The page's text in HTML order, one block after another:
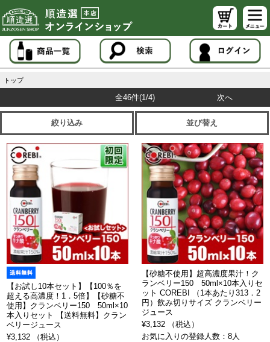
トップ
全46件(1/4) 次へ
絞り込み 並び替え
【お試し10本セット】【100％を
超える高濃度！1．5倍】【砂糖不
使用】クランベリー150 50ml×10
本入りセット 【送料無料】クラン
ベリージュース
¥3,132 （税込）
【砂糖不使用】超高濃度果汁！ク
ランベリー150 50ml×10本入りセ
ット COREBI （1本あたり313．2
円）飲み切りサイズ クランベリー
ジュース
¥3,132 （税込）
お気に入りの登録人数：8人